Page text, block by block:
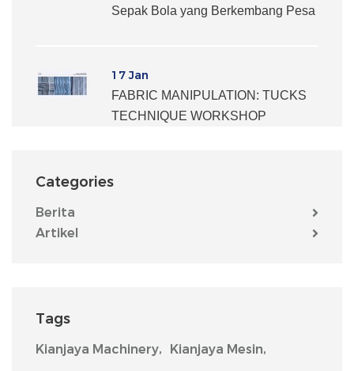
Sepak Bola yang Berkembang Pesa
17 Jan
FABRIC MANIPULATION: TUCKS
TECHNIQUE WORKSHOP
Categories
Berita
Artikel
Tags
Kianjaya Machinery, Kianjaya Mesin,